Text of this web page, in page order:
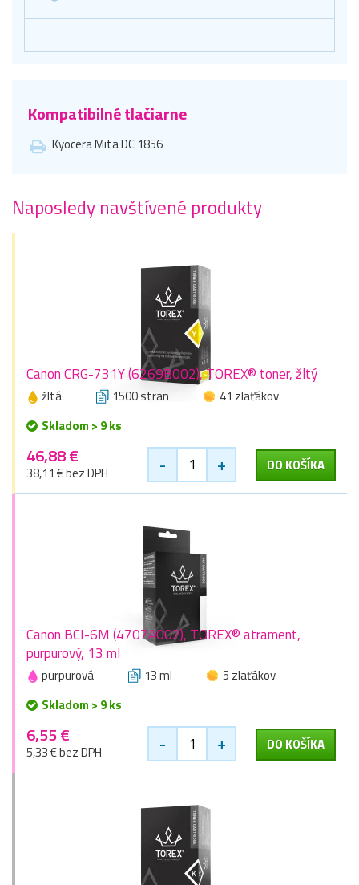
Kompatibilné tlačiarne
Kyocera Mita DC 1856
Naposledy navštívené produkty
Canon CRG-731Y (6269B002), TOREX® toner, žltý
žltá 1500 stran
41 zlaťákov
Skladom > 9 ks
46,88 €
38,11 € bez DPH - + DO KOŠÍKA
Canon BCI-6M (4707A002), TOREX® atrament,
purpurový, 13 ml
purpurová 13 ml
5 zlaťákov
Skladom > 9 ks
6,55 €
5,33 € bez DPH - + DO KOŠÍKA